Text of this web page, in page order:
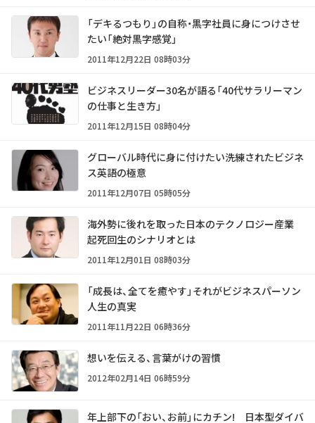
「デキるつもり」の自称・黒字社員に身につけさせ
たい「絶対黒字感覚」
2011年12月22日 08時03分
ビジネスリーダー30名が語る「40代サラリーマン
の仕事と生き方」
2011年12月15日 08時04分
グローバル時代に身に付けたい洗練されたビジネ
ス英語の極意
2011年12月07日 05時05分
海外勢に後れを取った日本のテクノロジー産業
起死回生のシナリオとは
2011年12月01日 08時03分
「成長は、全てを癒やす」それがビジネスパーソン
人生の真実
2011年11月22日 06時36分
想いを伝える、言葉がけの習慣
2012年02月14日 06時59分
年上部下の「おい、お前」にカチン! 日本型ダイバ